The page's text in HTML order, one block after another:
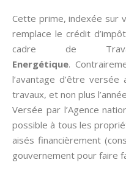
Cette prime, indexée sur
remplace le crédit
cadre de
Energétique.
l’avantage d’être
travaux, et non plus
Versée par l’Agence
possible à tous les
aisés financièrement
gouvernement pour faire